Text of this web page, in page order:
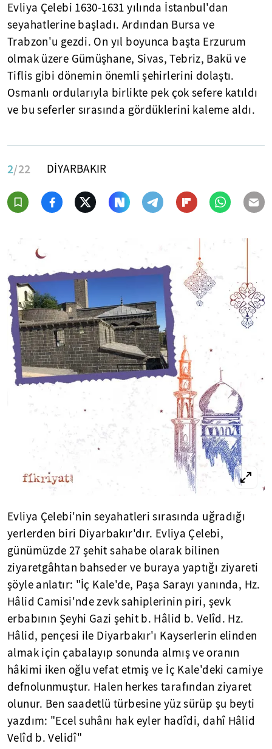
Evliya Çelebi 1630-1631 yılında İstanbul'dan
seyahatlerine başladı. Ardından Bursa ve
Trabzon'u gezdi. On yıl boyunca başta Erzurum
olmak üzere Gümüşhane, Sivas, Tebriz, Bakü ve
Tiflis gibi dönemin önemli şehirlerini dolaştı.
Osmanlı ordularıyla birlikte pek çok sefere katıldı
ve bu seferler sırasında gördüklerini kaleme aldı.
2/22 DİYARBAKIR
Evliya Çelebi'nin seyahatleri sırasında uğradığı
yerlerden biri Diyarbakır'dır. Evliya Çelebi,
günümüzde 27 şehit sahabe olarak bilinen
ziyaretgâhtan bahseder ve buraya yaptığı ziyareti
şöyle anlatır: "İç Kale'de, Paşa Sarayı yanında, Hz.
Hâlid Camisi'nde zevk sahiplerinin piri, şevk
erbabının Şeyhi Gazi şehit b. Hâlid b. Velîd. Hz.
Hâlid, pençesi ile Diyarbakır'ı Kayserlerin elinden
almak için çabalayıp sonunda almış ve oranın
hâkimi iken oğlu vefat etmiş ve İç Kale'deki camiye
defnolunmuştur. Halen herkes tarafından ziyaret
olunur. Ben saadetlü türbesine yüz sürüp şu beyti
yazdım: "Ecel suhânı hak eyler hadîdi, dahî Hâlid
Velîd b. Velidî"